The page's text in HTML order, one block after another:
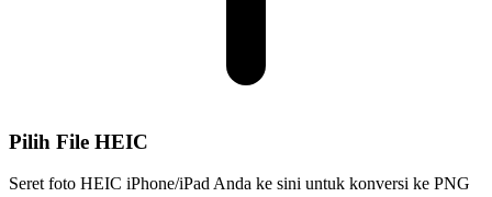
Pilih File HEIC
Seret foto HEIC iPhone/iPad Anda ke sini untuk konversi ke PNG